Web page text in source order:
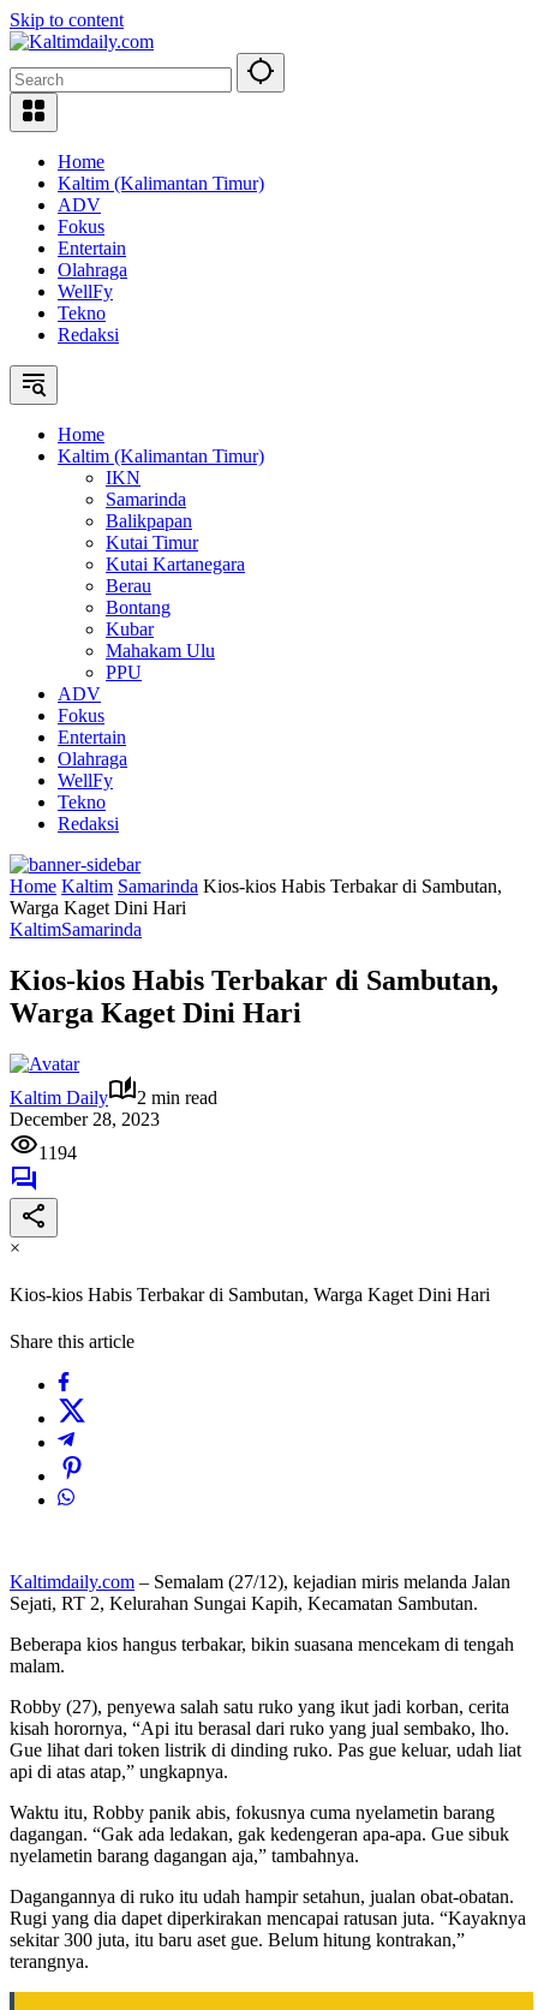
Skip to content
Home
Kaltim (Kalimantan Timur)
ADV
Fokus
Entertain
Olahraga
WellFy
Tekno
Redaksi
Home
Kaltim (Kalimantan Timur)
IKN
Samarinda
Balikpapan
Kutai Timur
Kutai Kartanegara
Berau
Bontang
Kubar
Mahakam Ulu
PPU
ADV
Fokus
Entertain
Olahraga
WellFy
Tekno
Redaksi
Home Kaltim Samarinda Kios-kios Habis Terbakar di Sambutan,
Warga Kaget Dini Hari
KaltimSamarinda
Kios-kios Habis Terbakar di Sambutan,
Warga Kaget Dini Hari
Kaltim Daily
2 min read
December 28, 2023
1194
×
Kios-kios Habis Terbakar di Sambutan, Warga Kaget Dini Hari
Share this article
Kaltimdaily.com – Semalam (27/12), kejadian miris melanda Jalan
Sejati, RT 2, Kelurahan Sungai Kapih, Kecamatan Sambutan.
Beberapa kios hangus terbakar, bikin suasana mencekam di tengah
malam.
Robby (27), penyewa salah satu ruko yang ikut jadi korban, cerita
kisah horornya, “Api itu berasal dari ruko yang jual sembako, lho.
Gue lihat dari token listrik di dinding ruko. Pas gue keluar, udah liat
api di atas atap,” ungkapnya.
Waktu itu, Robby panik abis, fokusnya cuma nyelametin barang
dagangan. “Gak ada ledakan, gak kedengeran apa-apa. Gue sibuk
nyelametin barang dagangan aja,” tambahnya.
Dagangannya di ruko itu udah hampir setahun, jualan obat-obatan.
Rugi yang dia dapet diperkirakan mencapai ratusan juta. “Kayaknya
sekitar 300 juta, itu baru aset gue. Belum hitung kontrakan,”
terangnya.